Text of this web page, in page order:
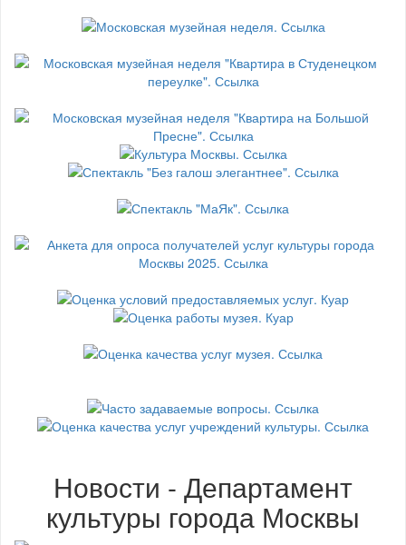
Новости - Департамент
культуры города Москвы